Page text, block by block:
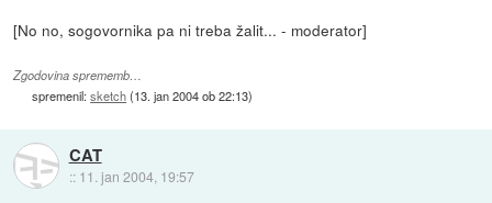
[No no, sogovornika pa ni treba žalit... - moderator]
Zgodovina sprememb…
spremenil:sketch(13. jan 2004 ob 22:13)
CAT
:: 11. jan 2004, 19:57